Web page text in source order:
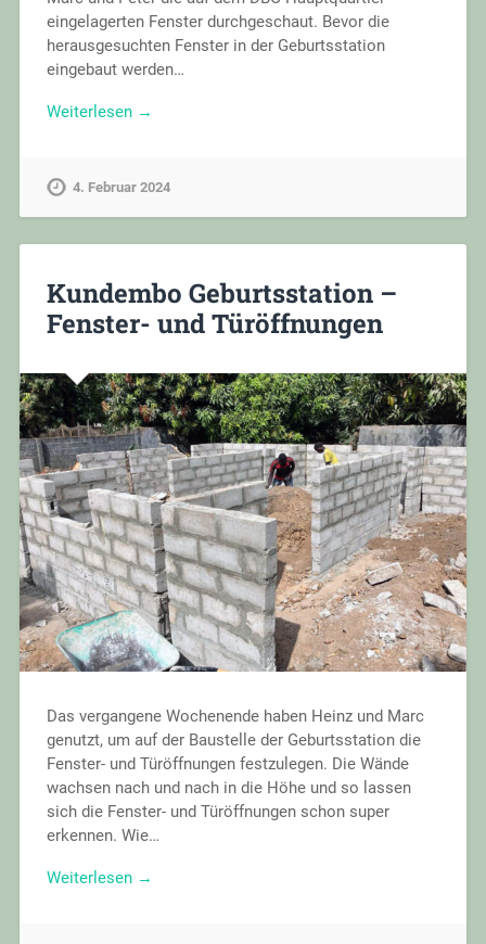
eingelagerten Fenster durchgeschaut. Bevor die
herausgesuchten Fenster in der Geburtsstation
eingebaut werden…
Weiterlesen →
4. Februar 2024
Kundembo Geburtsstation –
Fenster- und Türöffnungen
Das vergangene Wochenende haben Heinz und Marc
genutzt, um auf der Baustelle der Geburtsstation die
Fenster- und Türöffnungen festzulegen. Die Wände
wachsen nach und nach in die Höhe und so lassen
sich die Fenster- und Türöffnungen schon super
erkennen. Wie…
Weiterlesen →